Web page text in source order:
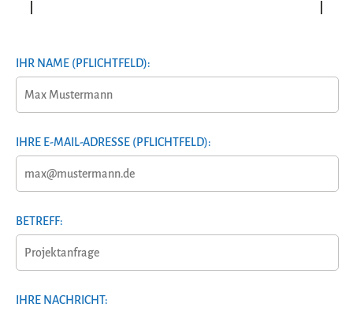
IHR NAME (PFLICHTFELD):
IHRE E-MAIL-ADRESSE (PFLICHTFELD):
BETREFF:
IHRE NACHRICHT: